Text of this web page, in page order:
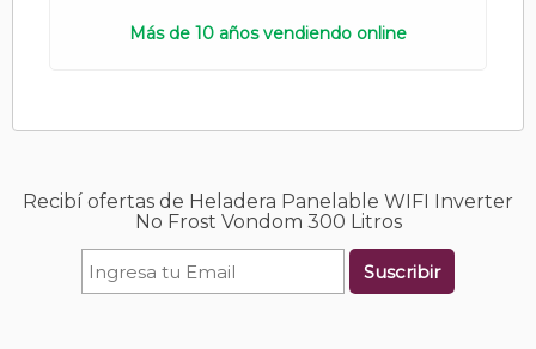
Más de 10 años vendiendo online
Recibí ofertas de Heladera Panelable WIFI Inverter
No Frost Vondom 300 Litros
Suscribir